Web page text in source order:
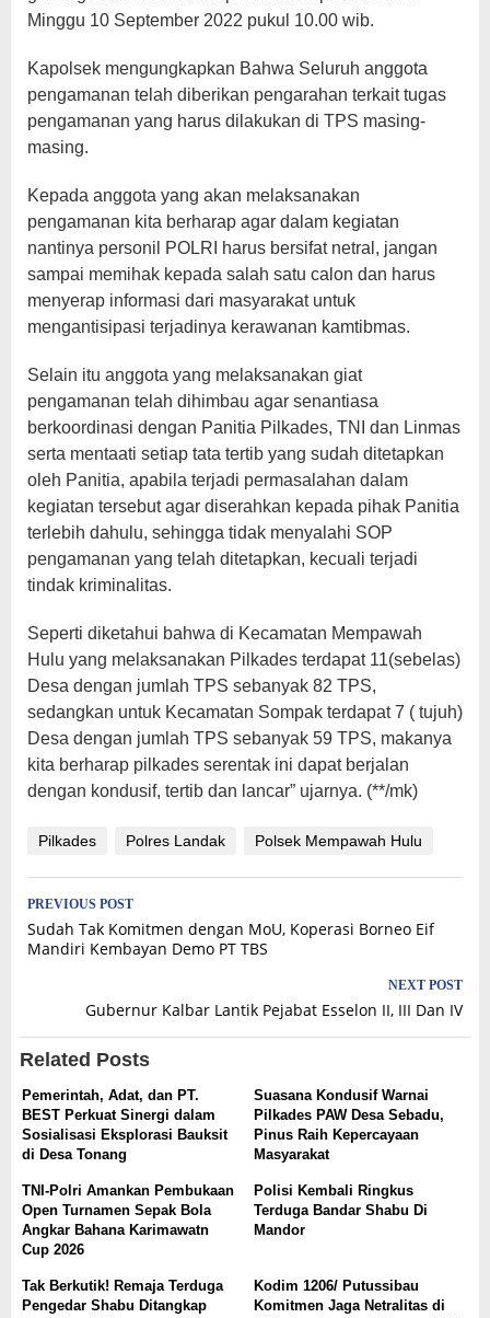
Minggu 10 September 2022 pukul 10.00 wib.
Kapolsek mengungkapkan Bahwa Seluruh anggota
pengamanan telah diberikan pengarahan terkait tugas
pengamanan yang harus dilakukan di TPS masing-
masing.
Kepada anggota yang akan melaksanakan
pengamanan kita berharap agar dalam kegiatan
nantinya personil POLRI harus bersifat netral, jangan
sampai memihak kepada salah satu calon dan harus
menyerap informasi dari masyarakat untuk
mengantisipasi terjadinya kerawanan kamtibmas.
Selain itu anggota yang melaksanakan giat
pengamanan telah dihimbau agar senantiasa
berkoordinasi dengan Panitia Pilkades, TNI dan Linmas
serta mentaati setiap tata tertib yang sudah ditetapkan
oleh Panitia, apabila terjadi permasalahan dalam
kegiatan tersebut agar diserahkan kepada pihak Panitia
terlebih dahulu, sehingga tidak menyalahi SOP
pengamanan yang telah ditetapkan, kecuali terjadi
tindak kriminalitas.
Seperti diketahui bahwa di Kecamatan Mempawah
Hulu yang melaksanakan Pilkades terdapat 11(sebelas)
Desa dengan jumlah TPS sebanyak 82 TPS,
sedangkan untuk Kecamatan Sompak terdapat 7 ( tujuh)
Desa dengan jumlah TPS sebanyak 59 TPS, makanya
kita berharap pilkades serentak ini dapat berjalan
dengan kondusif, tertib dan lancar” ujarnya. (**/mk)
Pilkades Polres Landak Polsek Mempawah Hulu
Post
navigation
PREVIOUS POST
Sudah Tak Komitmen dengan MoU, Koperasi Borneo Eif
Mandiri Kembayan Demo PT TBS
NEXT POST
Gubernur Kalbar Lantik Pejabat Esselon II, III Dan IV
Related Posts
Pemerintah, Adat, dan PT.
BEST Perkuat Sinergi dalam
Sosialisasi Eksplorasi Bauksit
di Desa Tonang
Suasana Kondusif Warnai
Pilkades PAW Desa Sebadu,
Pinus Raih Kepercayaan
Masyarakat
TNI-Polri Amankan Pembukaan
Open Turnamen Sepak Bola
Angkar Bahana Karimawatn
Cup 2026
Polisi Kembali Ringkus
Terduga Bandar Shabu Di
Mandor
Tak Berkutik! Remaja Terduga
Pengedar Shabu Ditangkap
Kodim 1206/ Putussibau
Komitmen Jaga Netralitas di